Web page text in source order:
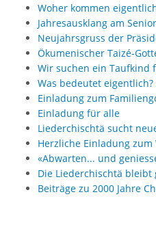
Woher kommen
Jahresausklang am
Neujahrsgruss der
Ökumenischer Taizé-
Wir suchen ein Taufkind
Was bedeutet
Einladung zum
Einladung für alle
Liederchischtä sucht
Herzliche Einladung zum
«Abwarten... und
Die Liederchischtä bleibt
Beiträge zu 2000 Jahre